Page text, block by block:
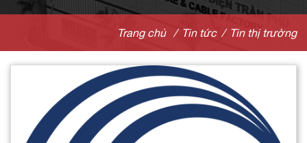
Trang chủ / Tin tức / Tin thị trường